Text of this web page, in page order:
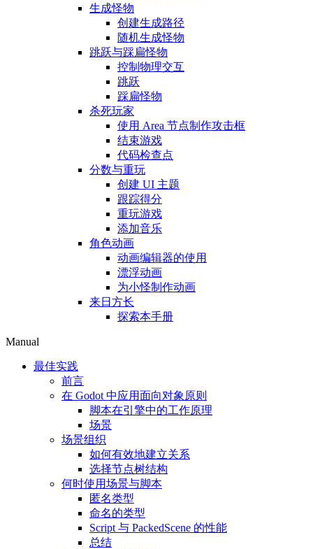
生成怪物
创建生成路径
随机生成怪物
跳跃与踩扁怪物
控制物理交互
跳跃
踩扁怪物
杀死玩家
使用 Area 节点制作攻击框
结束游戏
代码检查点
分数与重玩
创建 UI 主题
跟踪得分
重玩游戏
添加音乐
角色动画
动画编辑器的使用
漂浮动画
为小怪制作动画
来日方长
探索本手册
Manual
最佳实践
前言
在 Godot 中应用面向对象原则
脚本在引擎中的工作原理
场景
场景组织
如何有效地建立关系
选择节点树结构
何时使用场景与脚本
匿名类型
命名的类型
Script 与 PackedScene 的性能
总结